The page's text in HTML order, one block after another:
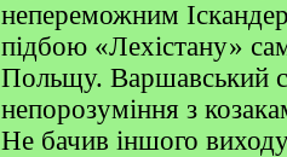
непереможним
підбою «Лехістану»
Польщу. Варшавський
непорозуміння з
Не бачив іншого